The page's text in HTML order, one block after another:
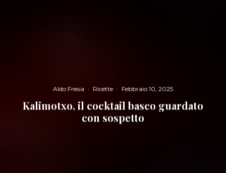
Aldo Fresia · Ricette · Febbraio 10, 2025
Kalimotxo, il cocktail basco guardato
con sospetto